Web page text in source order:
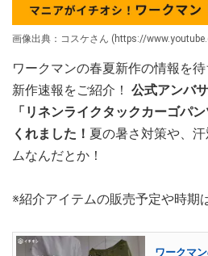
画像出典：コスケさん (https://
ワークマンの春夏新作の情報を待
新作速報をご紹介！ 公式アンバ
「リネンライクタックカーゴパ
くれました！ 夏の暑さ対策や、
ムなんだとか！
※紹介アイテムの販売予定や時期
ワークマ